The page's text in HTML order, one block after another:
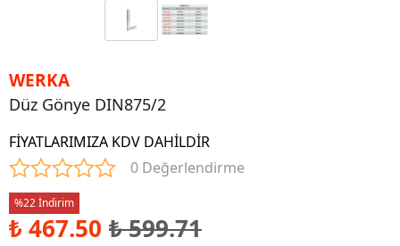
WERKA
Düz Gönye DIN875/2
FİYATLARIMIZA KDV DAHİLDİR
0 Değerlendirme
%22 İndirim
₺ 467.50 ₺ 599.71